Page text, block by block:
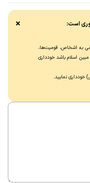
است:
به اشخاص، قومیت‌ها،
مبین اسلام باشد خودداری
خودداری نماييد.
×